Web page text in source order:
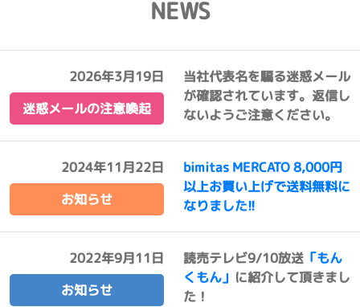
NEWS
2026年3月19日
迷惑メールの注意喚起
当社代表名を騙る迷惑メール
が確認されています。返信し
ないようご注意ください。
2024年11月22日
お知らせ
bimitas MERCATO 8,000円
以上お買い上げで送料無料に
なりました!!
2022年9月11日
お知らせ
読売テレビ9/10放送 「もん
くもん」 に紹介して頂きまし
た！